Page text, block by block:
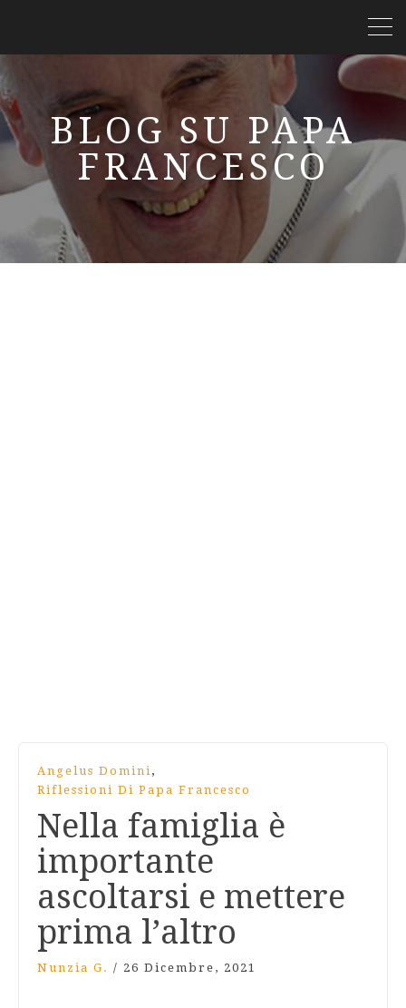
BLOG SU PAPA
FRANCESCO
Angelus Domini,
Riflessioni Di Papa Francesco
Nella famiglia è
importante
ascoltarsi e mettere
prima l’altro
Nunzia G. / 26 Dicembre, 2021